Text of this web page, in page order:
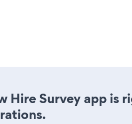
Hire Survey app is